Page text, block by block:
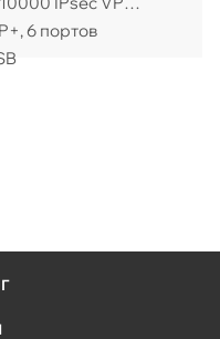
6 портов